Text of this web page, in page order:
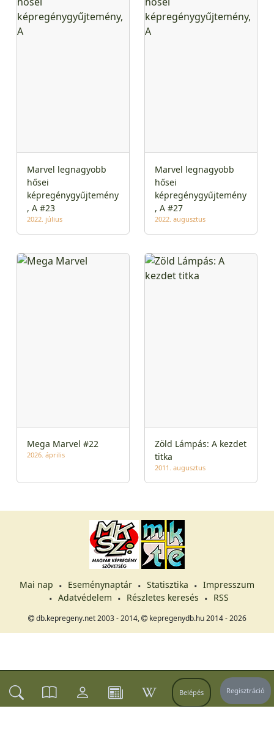
Belépés Regisztráció
Marvel legnagyobb
hősei
képregénygyűjtemény
, A #23
2022. július
Marvel legnagyobb
hősei
képregénygyűjtemény
, A #27
2022. augusztus
Mega Marvel #22
2026. április
Zöld Lámpás: A kezdet
titka
2011. augusztus
Mai nap Eseménynaptár Statisztika
Impresszum
Adatvédelem
Részletes keresés RSS
db.kepregeny.net 2003 - 2014, kepregenydb.hu 2014 - 2026